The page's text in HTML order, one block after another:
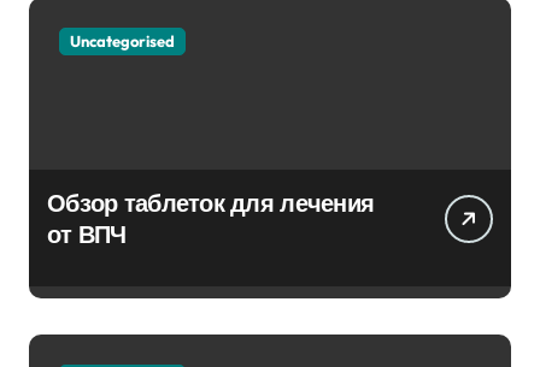
Uncategorised
Обзор таблеток для лечения
от ВПЧ